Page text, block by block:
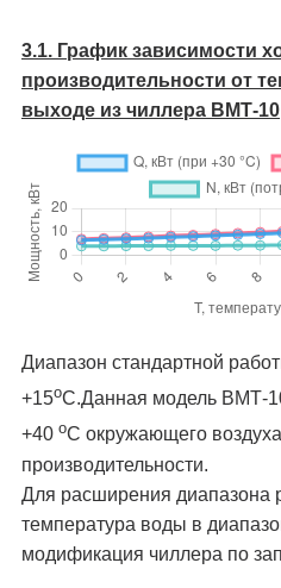
3.1. График зависимости
производительности от
выходе из чиллера ВМТ-10
Диапазон стандартной
+15оC.Данная модель ВМТ-
+40 оC окружающего
производительности.
Для расширения диапазона
температура воды в
модификация чиллера по